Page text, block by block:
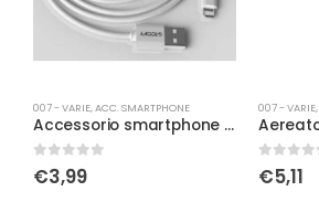
007 - VARIE,ACC. SMARTPHONE
Accessorio smartphone cavo Micro USB
0Su 5
€3,99
007 - VARIE,
0Su 5
€5,11